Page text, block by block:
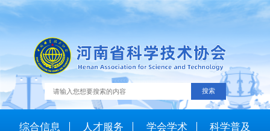
综合信息 人才服务 学会学术
科学普及